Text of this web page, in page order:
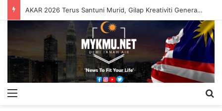
AKAR 2026 Terus Santuni Murid, Gilap Kreativiti Generasi Muda